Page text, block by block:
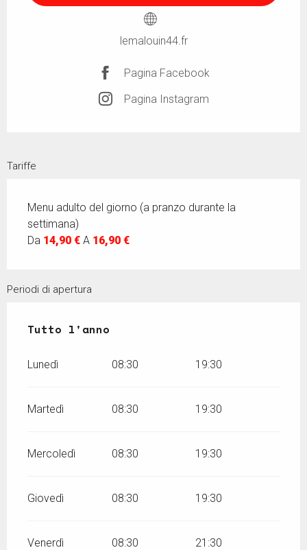
lemalouin44.fr
Pagina Facebook
Pagina Instagram
Tariffe
Menu adulto del giorno (a pranzo durante la
settimana)
Da 14,90 € A 16,90 €
Periodi di apertura
Tutto l'anno
Tutto l'anno
Lunedì 08:30 19:30
Martedì 08:30 19:30
Mercoledì 08:30 19:30
Giovedì 08:30 19:30
Venerdì 08:30 21:30